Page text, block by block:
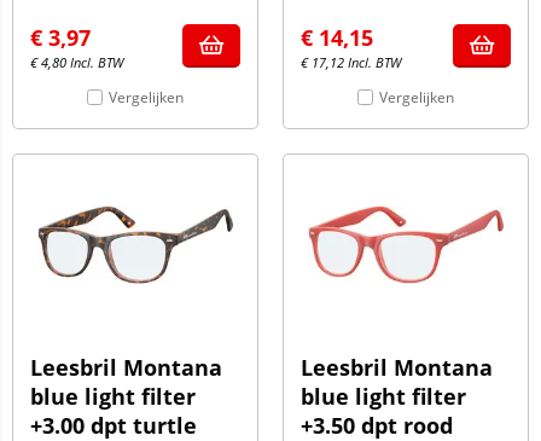
€ 3,97
€4,80 Incl. BTW
Vergelijken
€ 14,15
€ 17,12 Incl. BTW
Vergelijken
Leesbril Montana
blue light filter
+3.00 dpt turtle
Leesbril Montana
blue light filter
+3.50 dpt rood